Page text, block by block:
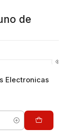
de
Electronicas